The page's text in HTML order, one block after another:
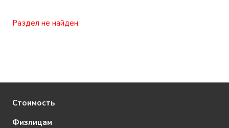
Раздел не найден.
Стоимость
Физлицам